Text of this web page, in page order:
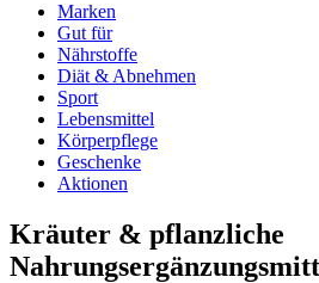
Marken
Gut für
Nährstoffe
Diät & Abnehmen
Sport
Lebensmittel
Körperpflege
Geschenke
Aktionen
Kräuter & pflanzliche